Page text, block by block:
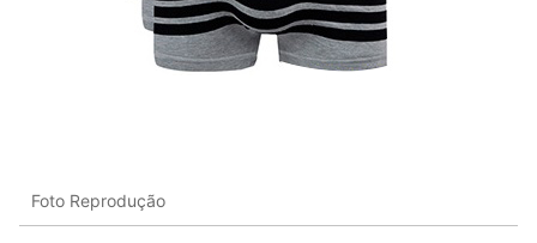
Foto Reprodução